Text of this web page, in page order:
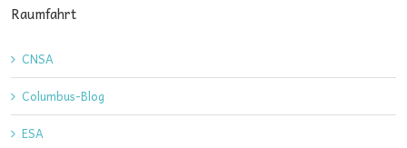
Raumfahrt
CNSA
Columbus-Blog
ESA